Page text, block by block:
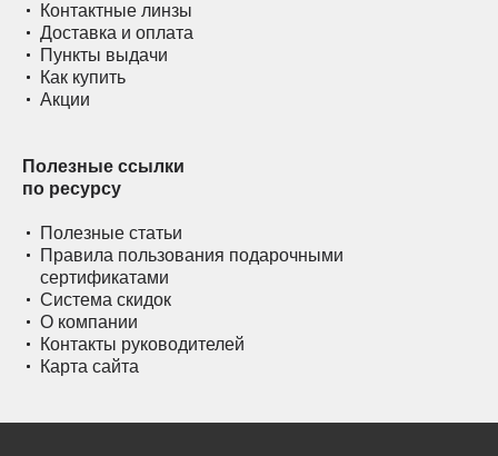
Контактные линзы
Доставка и оплата
Пункты выдачи
Как купить
Акции
Полезные ссылки
по ресурсу
Полезные статьи
Правила пользования подарочными
сертификатами
Система скидок
О компании
Контакты руководителей
Карта сайта